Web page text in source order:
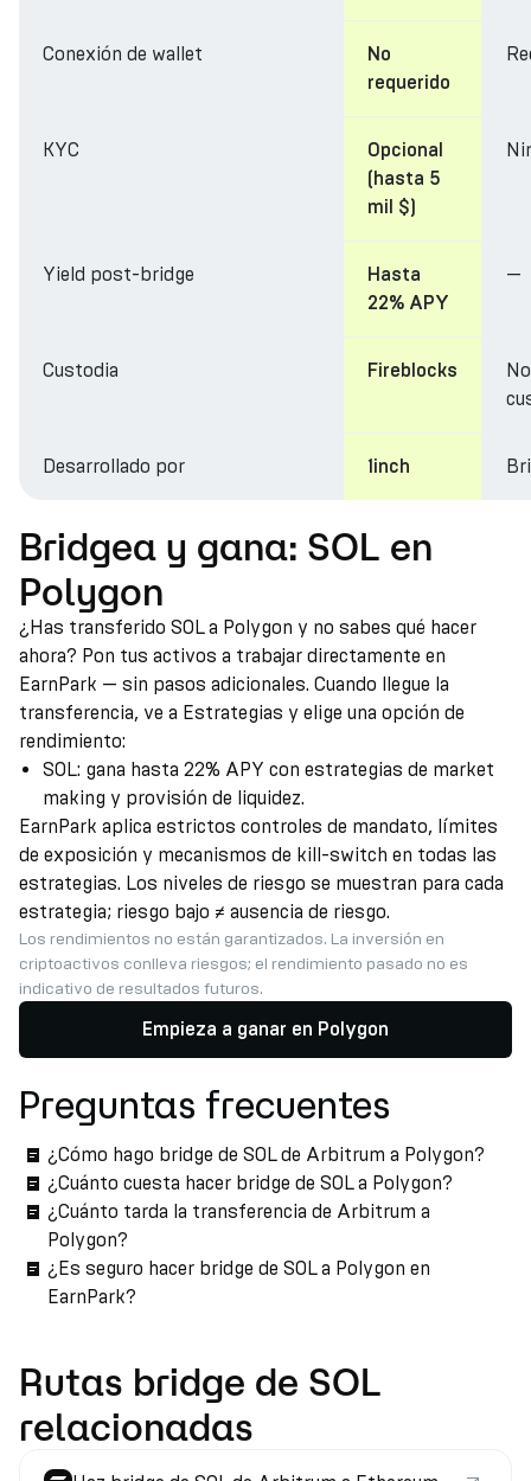
Conexión de wallet
No
requerido
KYC
Opcional
(hasta 5
mil $)
Yield post-bridge
Hasta
22% APY
—
Custodia Fireblocks
Desarrollado por 1inch
Bridgea y gana: SOL en
Polygon
¿Has transferido SOL a Polygon y no sabes qué hacer
ahora? Pon tus activos a trabajar directamente en
EarnPark — sin pasos adicionales. Cuando llegue la
transferencia, ve a Estrategias y elige una opción de
rendimiento:
SOL: gana hasta 22% APY con estrategias de market
making y provisión de liquidez.
EarnPark aplica estrictos controles de mandato, límites
de exposición y mecanismos de kill-switch en todas las
estrategias. Los niveles de riesgo se muestran para cada
estrategia; riesgo bajo ≠ ausencia de riesgo.
Los rendimientos no están garantizados. La inversión en
criptoactivos conlleva riesgos; el rendimiento pasado no es
indicativo de resultados futuros.
Empieza a ganar en Polygon
Preguntas frecuentes
¿Cómo hago bridge de SOL de Arbitrum a Polygon?
¿Cuánto cuesta hacer bridge de SOL a Polygon?
¿Cuánto tarda la transferencia de Arbitrum a
Polygon?
¿Es seguro hacer bridge de SOL a Polygon en
EarnPark?
Rutas bridge de SOL
relacionadas